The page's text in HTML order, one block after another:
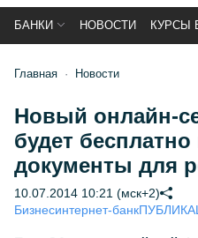
БАНКИ НОВОСТИ КУРСЫ
Главная Новости
Новый онлайн-
будет бесплатно
документы для
10.07.2014 10:21 (мск+2)
Бизнесинтернет-банк